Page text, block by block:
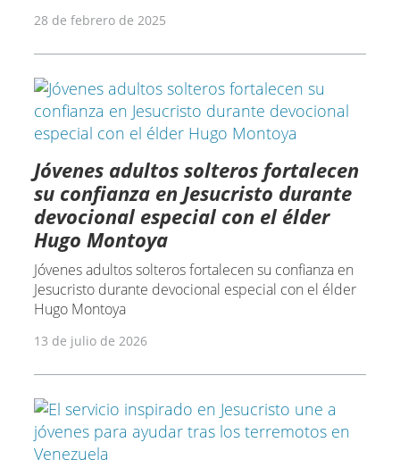
28 de febrero de 2025
Jóvenes adultos solteros fortalecen
su confianza en Jesucristo durante
devocional especial con el élder
Hugo Montoya
Jóvenes adultos solteros fortalecen su confianza en
Jesucristo durante devocional especial con el élder
Hugo Montoya
13 de julio de 2026